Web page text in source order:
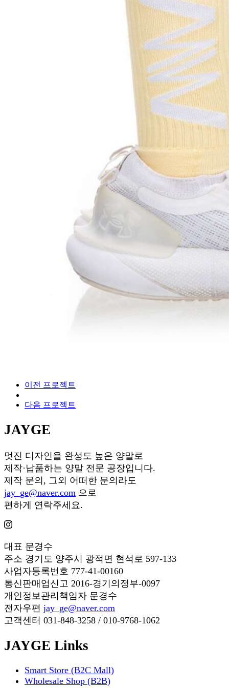
이전 프로젝트
다음 프로젝트
JAYGE
멋진 디자인을 완성도 높은 양말로
제작·납품하는 양말 전문 공장입니다.
제작 문의, 그외 어떠한 문의라도
jay_ge@naver.com 으로
편하게 연락주세요.
대표 문경수
주소 경기도 양주시 광적면 현석로 597-133
사업자등록번호 777-41-00160
통신판매업신고 2016-경기의정부-0097
개인정보관리책임자 문경수
전자우편 jay_ge@naver.com
고객센터 031-848-3258 / 010-9768-1062
JAYGE Links
Smart Store (B2C Mall)
Wholesale Shop (B2B)